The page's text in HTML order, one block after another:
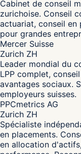
Cabinet de conseil
zurichoise. Conseil
actuariat, conseil en
pour grandes
Mercer Suisse
Zurich ZH
Leader mondial du
LPP complet,
avantages sociaux.
employeurs suisses.
PPCmetrics AG
Zurich ZH
Spécialiste
en placements.
en allocation